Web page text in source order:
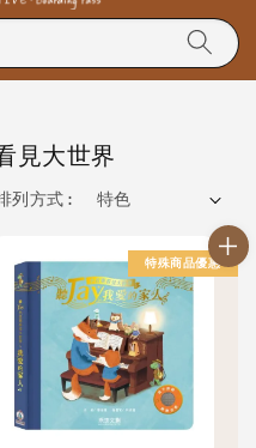
見大世界
列方式 :
特殊商品優惠